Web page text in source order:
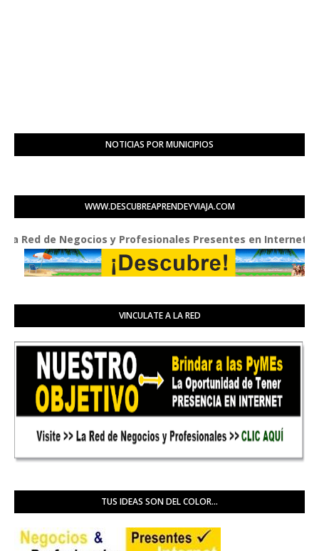
NOTICIAS POR MUNICIPIOS
WWW.DESCUBREAPRENDEYVIAJA.COM
de Negocios y Profesionales Presentes en Internet
VINCULATE A LA RED
TUS IDEAS SON DEL COLOR...